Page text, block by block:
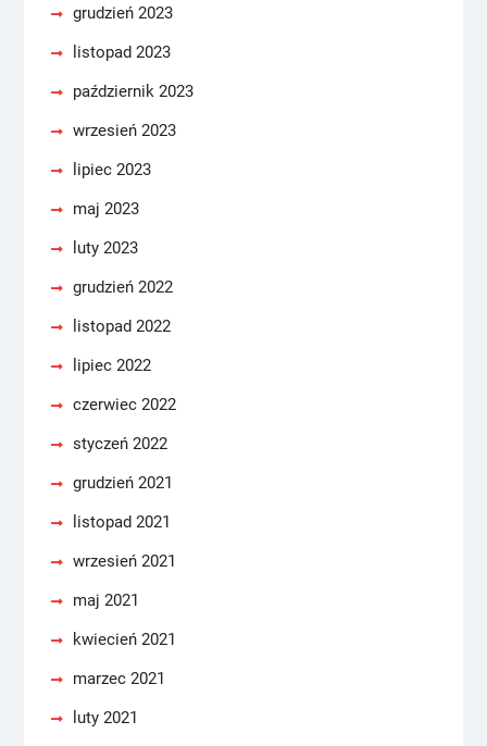
grudzień 2023
listopad 2023
październik 2023
wrzesień 2023
lipiec 2023
maj 2023
luty 2023
grudzień 2022
listopad 2022
lipiec 2022
czerwiec 2022
styczeń 2022
grudzień 2021
listopad 2021
wrzesień 2021
maj 2021
kwiecień 2021
marzec 2021
luty 2021